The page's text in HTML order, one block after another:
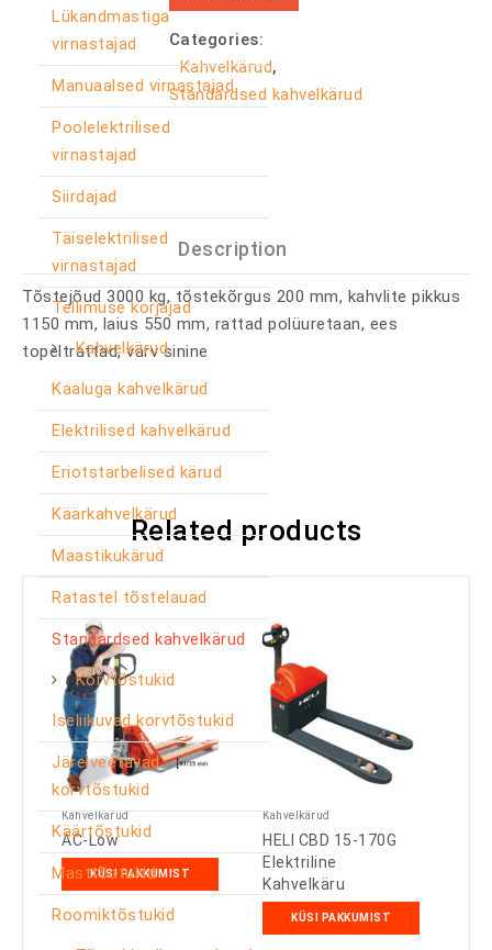
Lükandmastiga
virnastajad
Manuaalsed virnastajad
Poolelektrilised
virnastajad
Siirdajad
Täiselektrilised
virnastajad
Tellimuse korjajad
Kahvelkärud
Kaaluga kahvelkärud
Elektrilised kahvelkärud
Eriotstarbelised kärud
Käärkahvelkärud
Maastikukärud
Ratastel tõstelauad
Standardsed kahvelkärud
Korvtõstukid
Iseliikuvad korvtõstukid
Järelveetavad
korvtõstukid
Käärtõstukid
Masttõstukid
Roomiktõstukid
Categories:
Kahvelkärud,
Standardsed kahvelkärud
Description
Tõstejõud 3000 kg, tõstekõrgus 200 mm, kahvlite pikkus
1150 mm, laius 550 mm, rattad polüuretaan, ees
topeltrattad, värv sinine
Related products
Kahvelkärud
AC-Low
KÜSI PAKKUMIST
Kahvelkärud
HELI CBD 15-170G
Elektriline
Kahvelkäru
KÜSI PAKKUMIST